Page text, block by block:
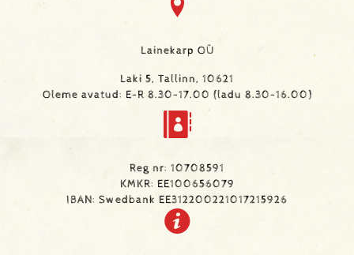
Lainekarp OÜ
Laki 5, Tallinn, 10621
Oleme avatud: E-R 8.30-17.00 (ladu 8.30-16.00)
Reg nr: 10708591
KMKR: EE100656079
IBAN: Swedbank EE312200221017215926